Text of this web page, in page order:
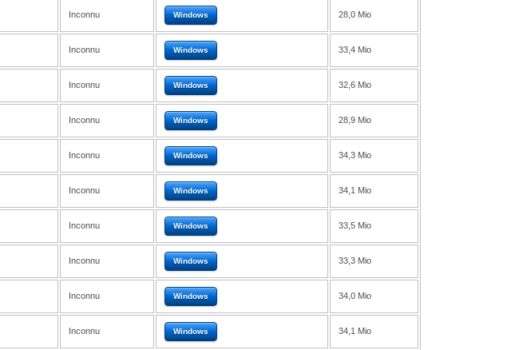
Inconnu Windows 28,0 Mio
Inconnu Windows 33,4 Mio
Inconnu Windows 32,6 Mio
Inconnu Windows 28,9 Mio
Inconnu Windows 34,3 Mio
Inconnu Windows 34,1 Mio
Inconnu Windows 33,5 Mio
Inconnu Windows 33,3 Mio
Inconnu Windows 34,0 Mio
Inconnu Windows 34,1 Mio